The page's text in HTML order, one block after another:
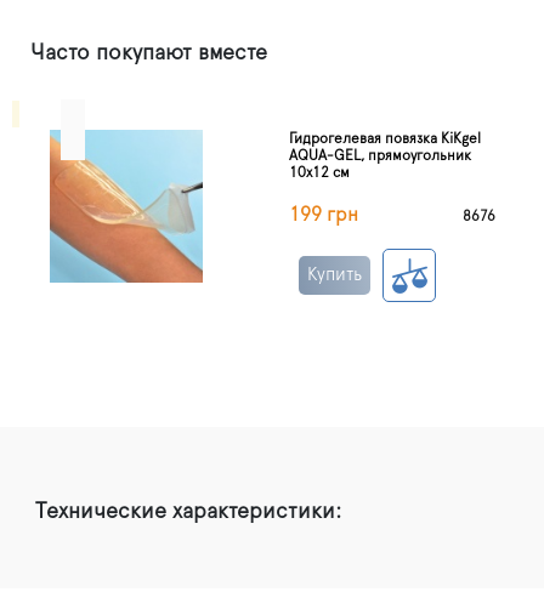
Часто покупают вместе
Гидрогелевая повязка KiKgеl
AQUA-GEL, прямоугольник
10х12 см
199 грн 8676
Купить
Технические характеристики: